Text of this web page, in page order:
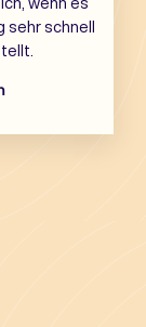
sehr schnell